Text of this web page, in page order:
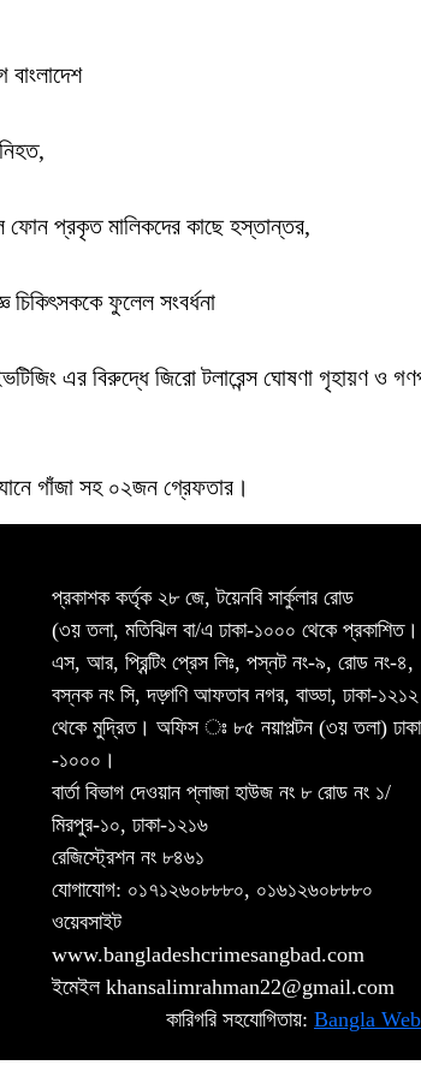
ফোন প্রকৃত মালিকদের কাছে হস্তান্তর,
চিকিৎসককে ফুলেল সংবর্ধনা
এর বিরুদ্ধে জিরো টলারেন্স ঘোষণা গৃহায়ণ ও
গাঁজা সহ ০২জন গ্রেফতার।
প্রকাশক কর্তৃক ২৮ জে, টয়েনবি সার্কুলার রোড
(৩য় তলা, মতিঝিল বা/এ ঢাকা-১০০০ থেকে প্রকাশিত।
এস, আর, প্রিন্টিং প্রেস লিঃ, পস্নট নং-৯, রোড নং-৪,
বস্নক নং সি, দড়্গণি আফতাব নগর, বাড্ডা, ঢাকা-১২১২
থেকে মুদ্রিত। অফিস ঃ ৮৫ নয়াপল্টন (৩য় তলা) ঢাকা
-১০০০।
বার্তা বিভাগ দেওয়ান প্লাজা হাউজ নং ৮ রোড নং ১/
মিরপুর-১০, ঢাকা-১২১৬
রেজিস্ট্রেশন নং ৮৪৬১
যোগাযোগ: ০১৭১২৬০৮৮৮০, ০১৬১২৬০৮৮৮০
ওয়েবসাইট
www.bangladeshcrimesangbad.com
ইমেইল khansalimrahman22@gmail.com
কারিগরি সহযোগিতায়: Bangla